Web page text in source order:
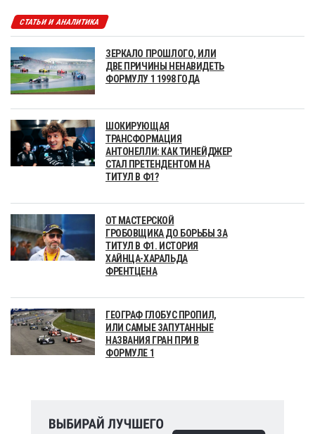
СТАТЬИ И АНАЛИТИКА
ЗЕРКАЛО ПРОШЛОГО, ИЛИ
ДВЕ ПРИЧИНЫ НЕНАВИДЕТЬ
ФОРМУЛУ 1 1998 ГОДА
ШОКИРУЮЩАЯ
ТРАНСФОРМАЦИЯ
АНТОНЕЛЛИ: КАК ТИНЕЙДЖЕР
СТАЛ ПРЕТЕНДЕНТОМ НА
ТИТУЛ В Ф1?
ОТ МАСТЕРСКОЙ
ГРОБОВЩИКА ДО БОРЬБЫ ЗА
ТИТУЛ В Ф1. ИСТОРИЯ
ХАЙНЦА-ХАРАЛЬДА
ФРЕНТЦЕНА
ГЕОГРАФ ГЛОБУС ПРОПИЛ,
ИЛИ САМЫЕ ЗАПУТАННЫЕ
НАЗВАНИЯ ГРАН ПРИ В
ФОРМУЛЕ 1